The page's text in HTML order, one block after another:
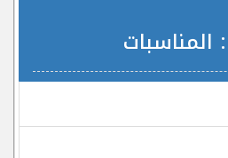
المناسبات